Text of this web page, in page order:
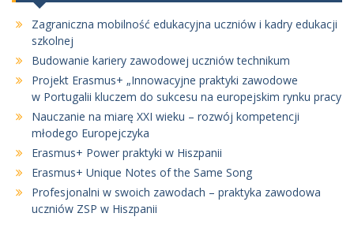
Zagraniczna mobilność edukacyjna uczniów i kadry edukacji
szkolnej
Budowanie kariery zawodowej uczniów technikum
Projekt Erasmus+ „Innowacyjne praktyki zawodowe
w Portugalii kluczem do sukcesu na europejskim rynku pracy
Nauczanie na miarę XXI wieku – rozwój kompetencji
młodego Europejczyka
Erasmus+ Power praktyki w Hiszpanii
Erasmus+ Unique Notes of the Same Song
Profesjonalni w swoich zawodach – praktyka zawodowa
uczniów ZSP w Hiszpanii